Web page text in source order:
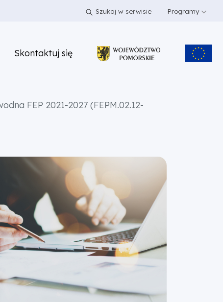
Szukaj w serwisie Programy
Skontaktuj się
FEP 2021-2027 (FEPM.02.12-